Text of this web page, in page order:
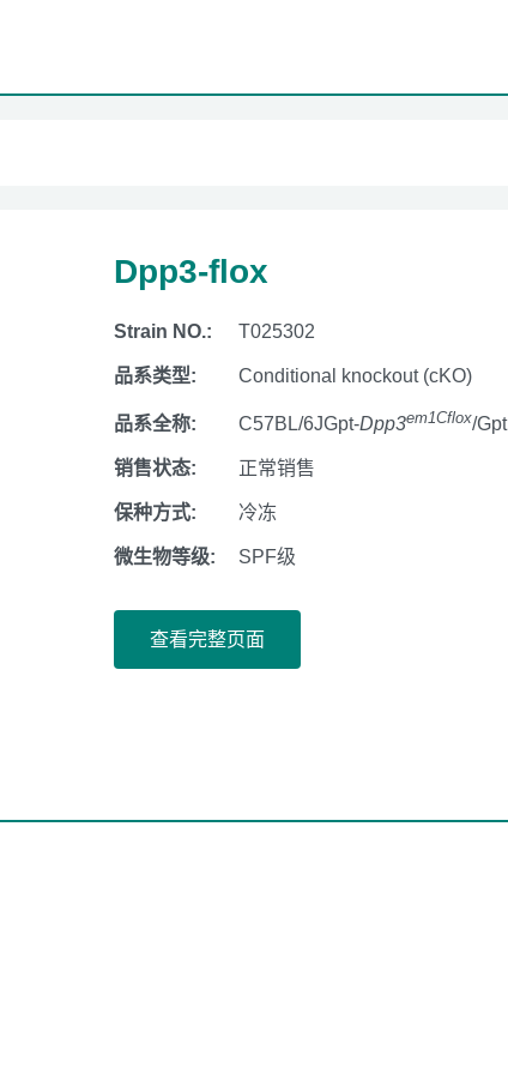
Dpp3-flox
Strain NO.: T025302
品系类型: Conditional knockout (cKO)
品系全称: C57BL/6JGpt-Dpp3em1Cflox/Gpt
销售状态: 正常销售
保种方式: 冷冻
微生物等级: SPF级
查看完整页面